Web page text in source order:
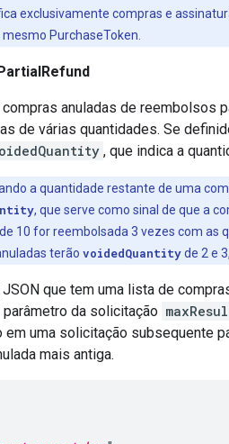
exclusivamente compras e
PurchaseToken.
compras anuladas de reembolsos
de várias quantidades. Se
, que indica a
a quantidade restante de uma
, que serve como sinal de que a
10 for reembolsada 3 vezes com as
terão voidedQuantityde 2 e
que tem uma lista de
da solicitação
uma solicitação subsequente
mais antiga.